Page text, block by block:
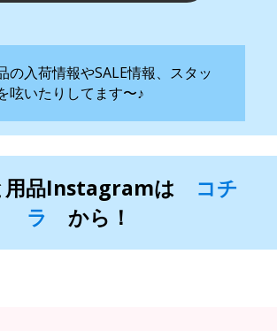
の入荷情報やSALE情報、スタッ
呟いたりしてます〜♪
用品Instagramは
コチ
ラ から！